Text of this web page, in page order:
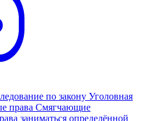
по закону Уголовная
права Смягчающие
заниматься определённой